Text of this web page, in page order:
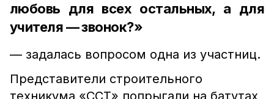
любовь для всех остальных, а для
учителя — звонок?»
— задалась вопросом одна из участниц.
Представители строительного
техникума «ССТ» попрыгали на батутах